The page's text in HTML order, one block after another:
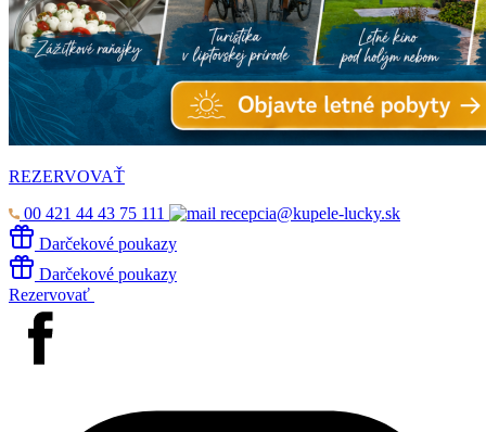
REZERVOVAŤ
00 421 44 43 75 111
recepcia@kupele-lucky.sk
Darčekové poukazy
Darčekové poukazy
Rezervovať